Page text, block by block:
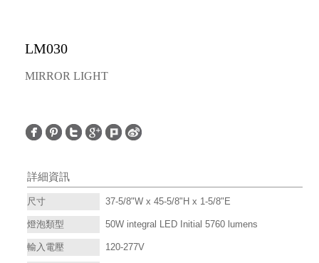
LM030
MIRROR LIGHT
詳細資訊
尺寸 37-5/8"W x 45-5/8"H x 1-5/8"E
燈泡類型 50W integral LED Initial 5760 lumens
輸入電壓 120-277V